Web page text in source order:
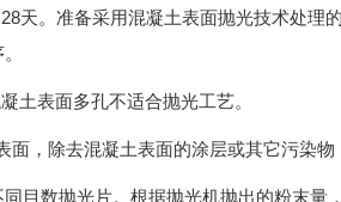
天。准备采用混凝土表面抛光技术处理
土表面多孔不适合抛光工艺。
，除去混凝土表面的涂层或其它污染物
目数抛光片。根据抛光机抛出的粉末量